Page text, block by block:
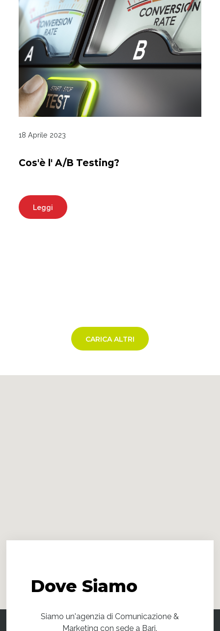
18 Aprile 2023
Cos'è l' A/B Testing?
Leggi
CARICA ALTRI
DoveSiamo
Siamo un'agenzia di Comunicazione &
Marketing con sede a Bari.